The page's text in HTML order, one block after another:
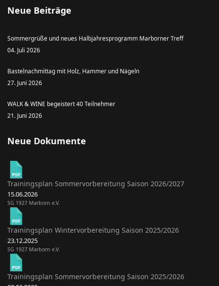
Neue Beiträge
Sommergrüße und neues Halbjahresprogramm Marborner Treff
04. Juli 2026
Bastelnachmittag mit Holz, Hammer und Nägeln
27. Juni 2026
WALK & WINE begeistert 40 Teilnehmer
21. Juni 2026
Neue Dokumente
Trainingsplan Sommervorbereitung Saison 2026/2027
15.06.2026
SG 1927 Marborn e.V.
Trainingsplan Wintervorbereitung Saison 2025/2026
23.12.2025
SG 1927 Marborn e.V.
Trainingsplan Sommervorbereitung Saison 2025/2026